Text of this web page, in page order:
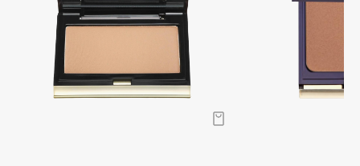
Balmain Hair Couture
ЭКСКЛЮЗИВ